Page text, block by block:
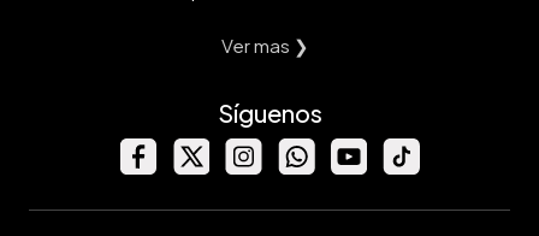
Ver mas ❯
Síguenos